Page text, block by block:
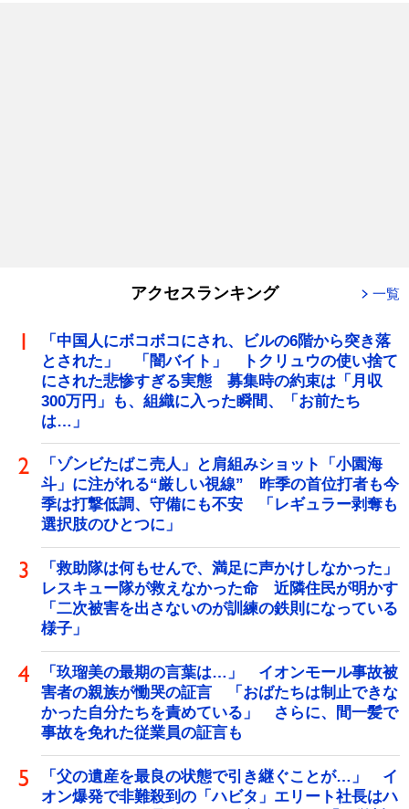
アクセスランキング 一覧
「中国人にボコボコにされ、ビルの6階から突き落
とされた」 「闇バイト」 トクリュウの使い捨て
にされた悲惨すぎる実態 募集時の約束は「月収
300万円」も、組織に入った瞬間、「お前たち
は…」
「ゾンビたばこ売人」と肩組みショット「小園海
斗」に注がれる“厳しい視線” 昨季の首位打者も今
季は打撃低調、守備にも不安 「レギュラー剥奪も
選択肢のひとつに」
「救助隊は何もせんで、満足に声かけしなかった」
レスキュー隊が救えなかった命 近隣住民が明かす
「二次被害を出さないのが訓練の鉄則になっている
様子」
「玖瑠美の最期の言葉は…」 イオンモール事故被
害者の親族が慟哭の証言 「おばたちは制止できな
かった自分たちを責めている」 さらに、間一髪で
事故を免れた従業員の証言も
「父の遺産を最良の状態で引き継ぐことが…」 イ
オン爆発で非難殺到の「ハビタ」エリート社長はハ